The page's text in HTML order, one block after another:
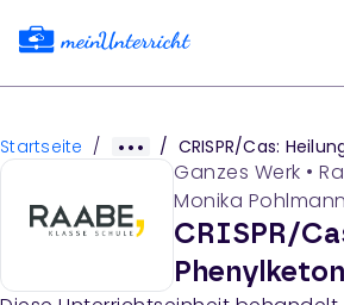
Startseite / / CRISPR/Cas:
Ganzes Werk •
Monika
CRISPR/